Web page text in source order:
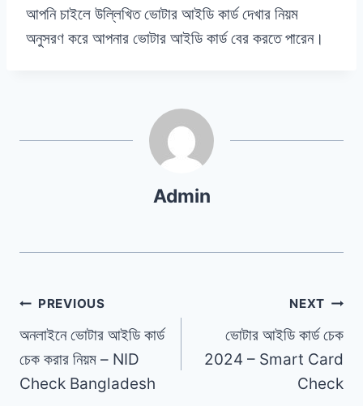
আপনি চাইলে উল্লিখিত ভোটার আইডি কার্ড দেখার নিয়ম
অনুসরণ করে আপনার ভোটার আইডি কার্ড বের করতে পারেন।
Admin
Post
navigation
PREVIOUS
অনলাইনে ভোটার আইডি কার্ড
চেক করার নিয়ম – NID
Check Bangladesh
NEXT
ভোটার আইডি কার্ড চেক
2024 – Smart Card
Check